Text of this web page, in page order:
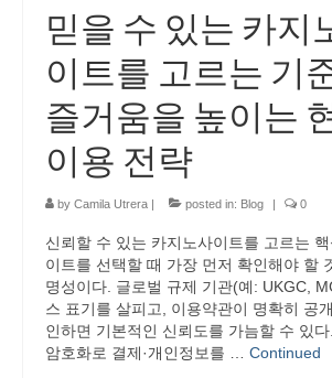
믿을 수 있는 카지
이트를 고르는 기
즐거움을 높이는
이용 전략
by Camila Utrera posted in: Blog 0
신뢰할 수 있는 카지노사이트를 고르는
이트를 선택할 때 가장 먼저 확인해야 할
명성이다. 글로벌 규제 기관(예: UKGC,
스 표기를 살피고, 이용약관이 명확히 공
인하면 기본적인 신뢰도를 가늠할 수 있
암호화로 결제·개인정보를 … Continued